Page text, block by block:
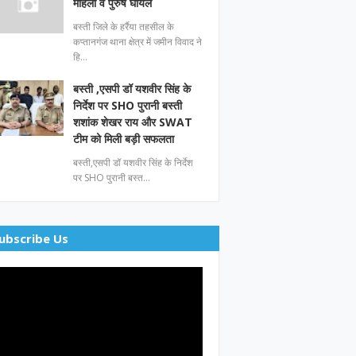
बस्ती जिले के हर्रैया तहसील के
कप्तानगंज थाना क्षेत्र में जमीन विवाद ने
हि…
बस्ती ,एसपी डॉ यशवीर सिंह के
निर्देश पर SHO पुरानी बस्ती
शशांक शेखर राय और SWAT
टीम को मिली बड़ी सफलता
बस्ती,एसपी डॉ यशवीर सिंह के निर्देश
पर SHO पुरानी बस्त…
Us